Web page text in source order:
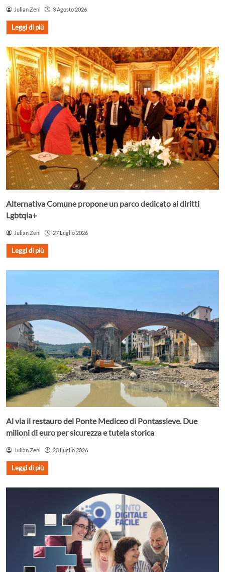
Julian Zeni 3 Agosto 2026
Leggi di più
Alternativa Comune propone un parco dedicato ai diritti
Lgbtqia+
Julian Zeni 27 Luglio 2026
Leggi di più
Al via il restauro del Ponte Mediceo di Pontassieve. Due
milioni di euro per sicurezza e tutela storica
Julian Zeni 23 Luglio 2026
Leggi di più